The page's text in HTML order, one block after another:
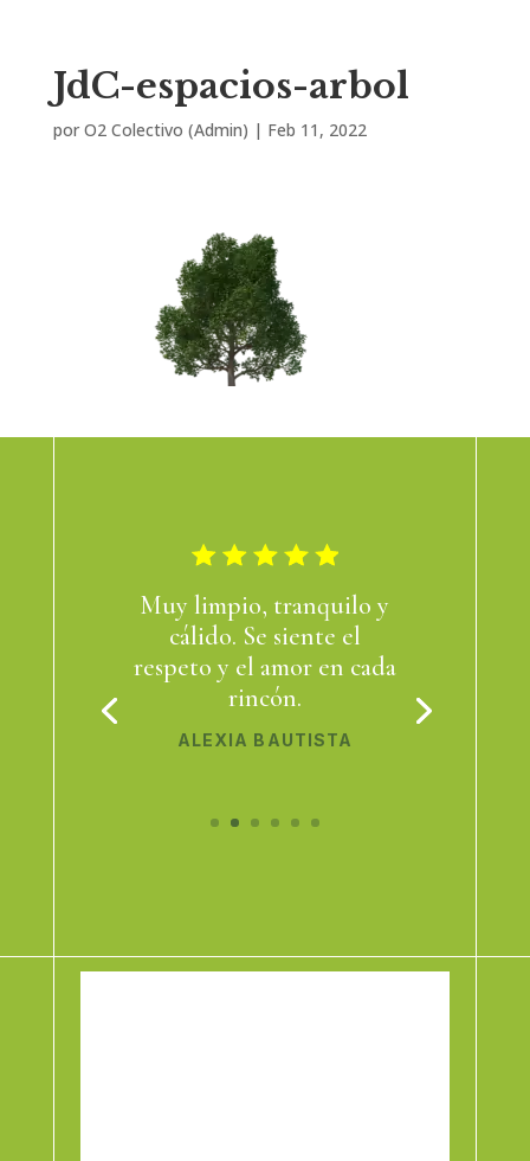
JdC-espacios-arbol
por O2 Colectivo (Admin) | Feb 11, 2022
Muy limpio, tranquilo y
cálido. Se siente el
respeto y el amor en cada
rincón.
ALEXIA BAUTISTA